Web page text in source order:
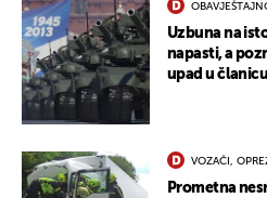
Uzbuna na
napasti, a
upad u
VOZAČI,
Prometna